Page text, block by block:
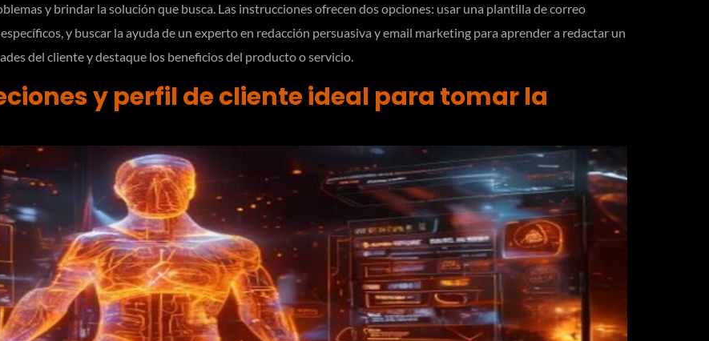
y brindar la solución que busca. Las instrucciones ofrecen dos opciones: usar una plantilla de correo
y buscar la ayuda de un experto en redacción persuasiva y email marketing para aprender a redactar un
del cliente y destaque los beneficios del producto o servicio.
y perfil de cliente ideal para tomar la